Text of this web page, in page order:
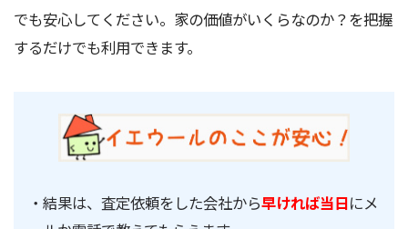
でも安心してください。家の価値がいくらなのか？を把握
するだけでも利用できます。
・結果は、査定依頼をした会社から早ければ当日にメ